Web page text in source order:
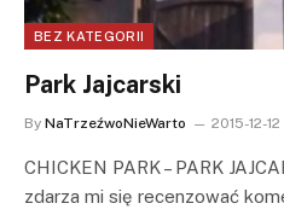
BEZ KATEGORII
Park Jajcarski
By NaTrzeźwoNieWarto 2015-12-12
CHICKEN PARK – PARK
zdarza mi się recenzować